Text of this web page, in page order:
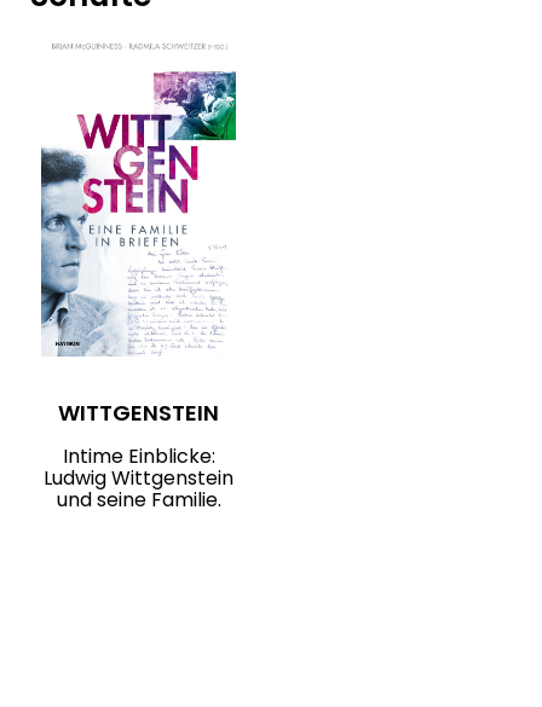
WITTGENSTEIN
Intime Einblicke:
Ludwig Wittgenstein
und seine Familie.